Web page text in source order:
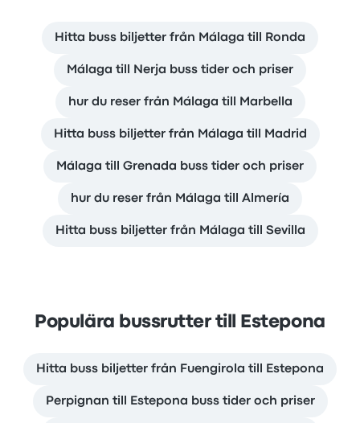
Hitta buss biljetter från Málaga till Ronda
Málaga till Nerja buss tider och priser
hur du reser från Málaga till Marbella
Hitta buss biljetter från Málaga till Madrid
Málaga till Grenada buss tider och priser
hur du reser från Málaga till Almería
Hitta buss biljetter från Málaga till Sevilla
Populära bussrutter till Estepona
Hitta buss biljetter från Fuengirola till Estepona
Perpignan till Estepona buss tider och priser